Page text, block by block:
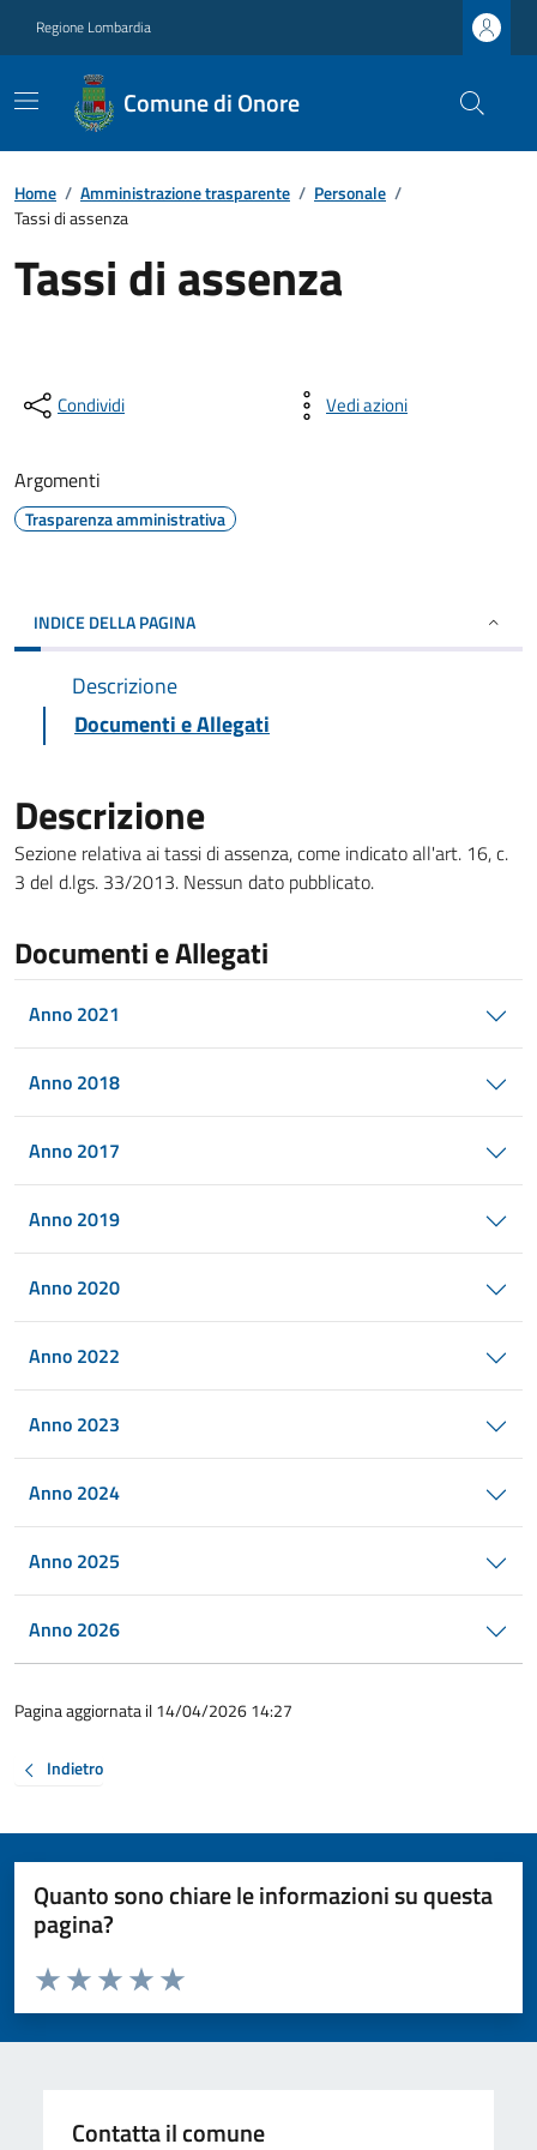
Regione Lombardia
Comune di Onore
Home / Amministrazione trasparente / Personale /
Tassi di assenza
Tassi di assenza
Condividi Vedi azioni
Argomenti
Trasparenza amministrativa
INDICE DELLA PAGINA
Descrizione
Documenti e Allegati
Descrizione
Sezione relativa ai tassi di assenza, come indicato all'art. 16, c.
3 del d.lgs. 33/2013. Nessun dato pubblicato.
Documenti e Allegati
Anno 2021
Anno 2018
Anno 2017
Anno 2019
Anno 2020
Anno 2022
Anno 2023
Anno 2024
Anno 2025
Anno 2026
Pagina aggiornata il 14/04/2026 14:27
Indietro
Quanto sono chiare le informazioni su questa
pagina?
Valuta da 1 a 5 stelle la pagina
Valuta 5 stelle su 5
Valuta 4 stelle su 5
Valuta 3 stelle su 5
Valuta 2 stelle su 5
Valuta 1 stelle su 5
Contatta il comune